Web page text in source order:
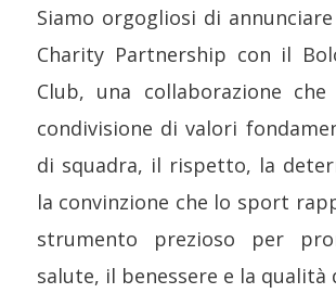
Siamo orgogliosi di annunciare
Charity Partnership con il
Club, una collaborazione che
condivisione di valori
di squadra, il rispetto, la
la convinzione che lo sport
strumento prezioso per
salute, il benessere e la qualità